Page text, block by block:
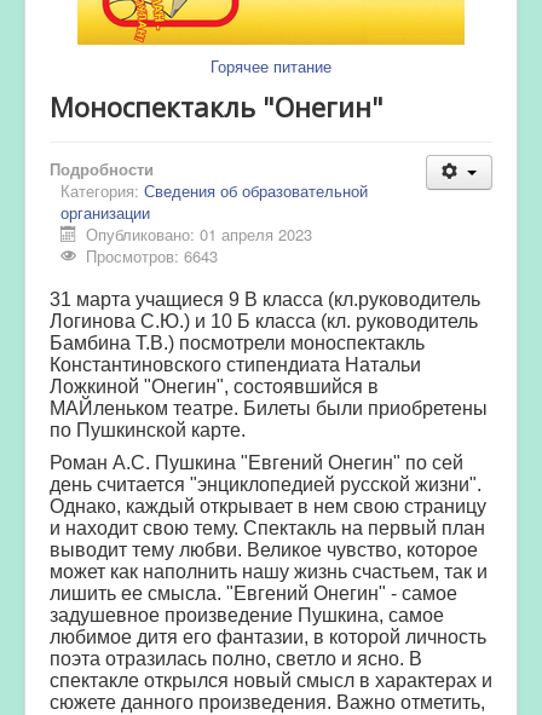
Горячее питание
Моноспектакль "Онегин"
Подробности
Категория: Сведения об образовательной
организации
Опубликовано: 01 апреля 2023
Просмотров: 6643
31 марта учащиеся 9 В класса (кл.руководитель
Логинова С.Ю.) и 10 Б класса (кл. руководитель
Бамбина Т.В.) посмотрели моноспектакль
Константиновского стипендиата Натальи
Ложкиной "Онегин", состоявшийся в
МАЙленьком театре. Билеты были приобретены
по Пушкинской карте.
Роман А.С. Пушкина "Евгений Онегин" по сей
день считается "энциклопедией русской жизни".
Однако, каждый открывает в нем свою страницу
и находит свою тему. Спектакль на первый план
выводит тему любви. Великое чувство, которое
может как наполнить нашу жизнь счастьем, так и
лишить ее смысла. "Евгений Онегин" - самое
задушевное произведение Пушкина, самое
любимое дитя его фантазии, в которой личность
поэта отразилась полно, светло и ясно. В
спектакле открылся новый смысл в характерах и
сюжете данного произведения. Важно отметить,